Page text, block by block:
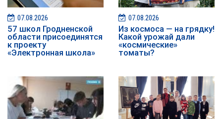
07.08.2026
57 школ Гродненской
области присоединятся
к проекту
«Электронная школа»
07.08.2026
Из космоса — на грядку!
Какой урожай дали
«космические»
томаты?